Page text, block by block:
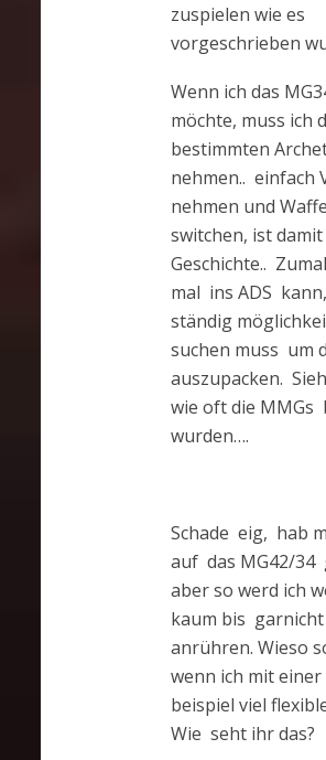
zuspielen wie es
vorgeschrieben
Wenn ich das
möchte, muss ich
bestimmten
nehmen.. einfach
nehmen und Waffe
switchen, ist damit
Geschichte..
mal ins ADS
ständig
suchen muss um
auszupacken.
wie oft die MMGs
wurden….
Schade eig, hab
auf das MG42/34
aber so werd ich
kaum bis garnicht
anrühren. Wieso
wenn ich mit
beispiel viel
Wie seht ihr das?